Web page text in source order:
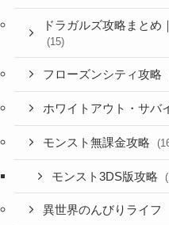
ドラガルズ攻略まとめ
(15)
フローズンシティ攻略
ホワイトアウト・サバ
モンスト無課金攻略
モンスト3DS版攻略
異世界のんびりライ